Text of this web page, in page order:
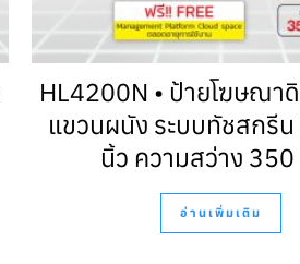
HL4200N • ป้ายโฆษณา
แขวนผนัง ระบบทัชสกรี
นิ้ว ความสว่าง
อ่านเพิ่มเติม